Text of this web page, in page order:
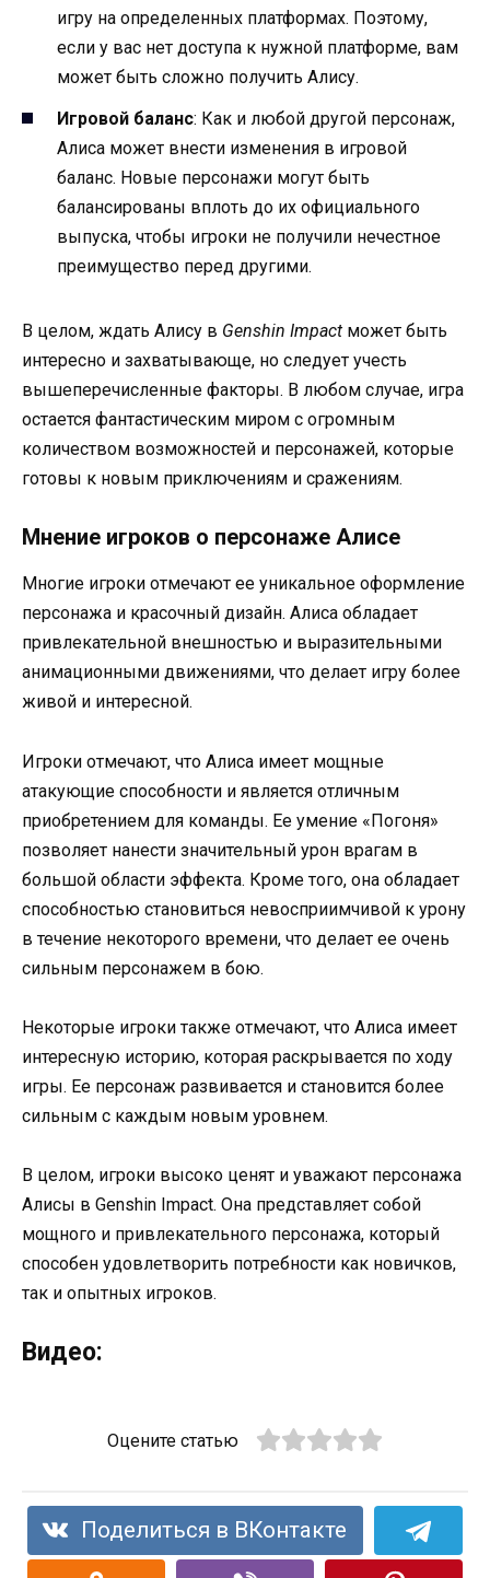
игру на определенных платформах. Поэтому,
если у вас нет доступа к нужной платформе, вам
может быть сложно получить Алису.
Игровой баланс: Как и любой другой персонаж,
Алиса может внести изменения в игровой
баланс. Новые персонажи могут быть
балансированы вплоть до их официального
выпуска, чтобы игроки не получили нечестное
преимущество перед другими.
В целом, ждать Алису в Genshin Impact может быть
интересно и захватывающе, но следует учесть
вышеперечисленные факторы. В любом случае, игра
остается фантастическим миром с огромным
количеством возможностей и персонажей, которые
готовы к новым приключениям и сражениям.
Мнение игроков о персонаже Алисе
Многие игроки отмечают ее уникальное оформление
персонажа и красочный дизайн. Алиса обладает
привлекательной внешностью и выразительными
анимационными движениями, что делает игру более
живой и интересной.
Игроки отмечают, что Алиса имеет мощные
атакующие способности и является отличным
приобретением для команды. Ее умение «Погоня»
позволяет нанести значительный урон врагам в
большой области эффекта. Кроме того, она обладает
способностью становиться невосприимчивой к урону
в течение некоторого времени, что делает ее очень
сильным персонажем в бою.
Некоторые игроки также отмечают, что Алиса имеет
интересную историю, которая раскрывается по ходу
игры. Ее персонаж развивается и становится более
сильным с каждым новым уровнем.
В целом, игроки высоко ценят и уважают персонажа
Алисы в Genshin Impact. Она представляет собой
мощного и привлекательного персонажа, который
способен удовлетворить потребности как новичков,
так и опытных игроков.
Видео:
Оцените статью
Поделиться в ВКонтакте